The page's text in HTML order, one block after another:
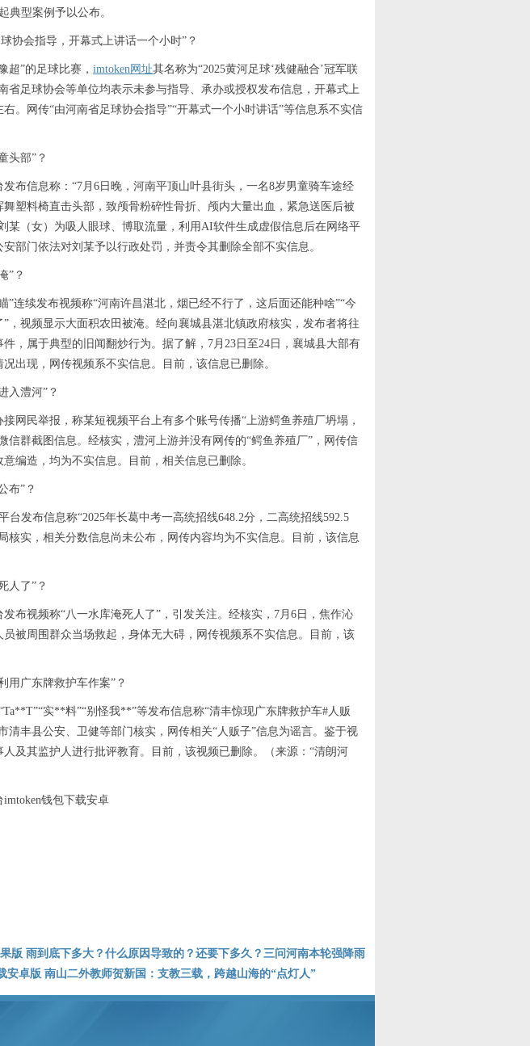
典型案例予以公布。
协会指导，开幕式上讲话一个小时”？
超”的足球比赛， imtoken网址其名称为“2025黄河足球‘残健融合’冠军联
省足球协会等单位均表示未参与指导、承办或授权发布信息，开幕式上
。网传“由河南省足球协会指导”“开幕式一个小时讲话”等信息系不实信
头部”？
布信息称：“7月6日晚，河南平顶山叶县街头，一名8岁男童骑车途经
塑料椅直击头部，致颅骨粉碎性骨折、颅内大量出血，紧急送医后被
某（女）为吸人眼球、博取流量，利用AI软件生成虚假信息后在网络平
部门依法对刘某予以行政处罚，并责令其删除全部不实信息。
”？
”连续发布视频称“河南许昌湛北，烟已经不行了，这后面还能种啥”“今
，视频显示大面积农田被淹。经向襄城县湛北镇政府核实，发布者将往
，属于典型的旧闻翻炒行为。据了解，7月23日至24日，襄城县大部有
出现，网传视频系不实信息。目前，该信息已删除。
入澧河”？
网民举报，称某短视频平台上有多个账号传播“上游鳄鱼养殖厂坍塌，
信群截图信息。经核实，澧河上游并没有网传的“鳄鱼养殖厂”，网传信
编造，均为不实信息。目前，相关信息已删除。
布”？
台发布信息称“2025年长葛中考一高统招线648.2分，二高统招线592.5
核实，相关分数信息尚未公布，网传内容均为不实信息。目前，该信息
人了”？
布视频称“八一水库淹死人了”，引发关注。经核实，7月6日，焦作沁
被周围群众当场救起，身体无大碍，网传视频系不实信息。目前，该
用广东牌救护车作案”？
实**料”“别怪我**”等发布信息称“清丰惊现广东牌救护车#人贩
清丰县公安、卫健等部门核实，网传相关“人贩子”信息为谣言。鉴于视
及其监护人进行批评教育。目前，该视频已删除。（来源：“清朗河
钱包下载安卓
版 雨到底下多大？什么原因导致的？还要下多久？三问河南本轮强降雨
安卓版 南山二外教师贺新国：支教三载，跨越山海的“点灯人”